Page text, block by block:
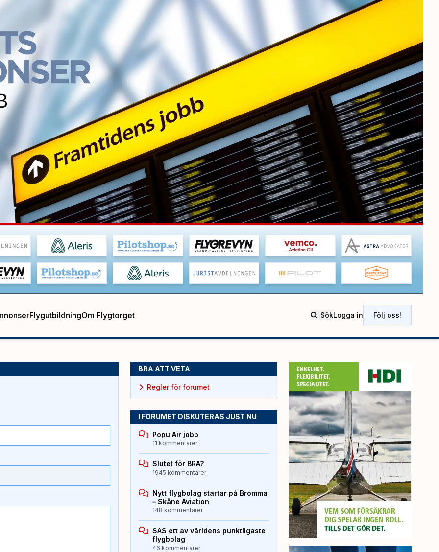
FlygutbildningOm Flygtorget SökLogga in Följ oss!
BRA ATT VETA
Regler för forumet
I FORUMET DISKUTERAS JUST NU
PopulAir jobb
11 kommentarer
Slutet för BRA?
1945 kommentarer
Nytt flygbolag startar på Bromma
– Skåne Aviation
148 kommentarer
SAS ett av världens punktligaste
flygbolag
46 kommentarer